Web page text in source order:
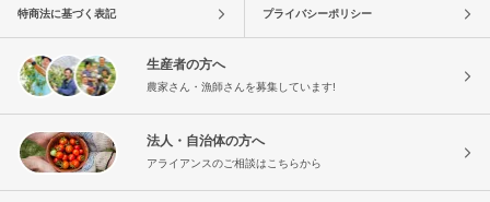
特商法に基づく表記 プライバシーポリシー
生産者の方へ
農家さん・漁師さんを募集しています!
法人・自治体の方へ
アライアンスのご相談はこちらから